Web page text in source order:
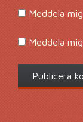
Meddela
Meddela